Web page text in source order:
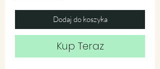
Dodaj do koszyka
Kup Teraz